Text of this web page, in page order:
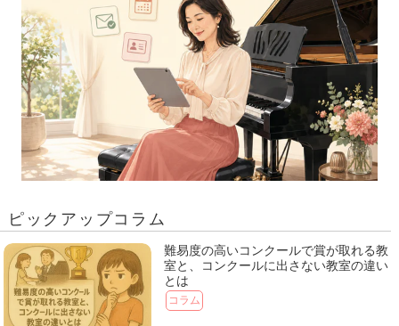
ピックアップコラム
難易度の高いコンクールで賞が取れる教
室と、コンクールに出さない教室の違い
とは
コラム